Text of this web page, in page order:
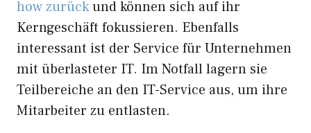
how zurückund können sich auf ihr
Kerngeschäft fokussieren. Ebenfalls
interessant ist der Service für Unternehmen
mit überlasteter IT. Im Notfall lagern sie
Teilbereiche an den IT-Service aus, um ihre
Mitarbeiter zu entlasten.